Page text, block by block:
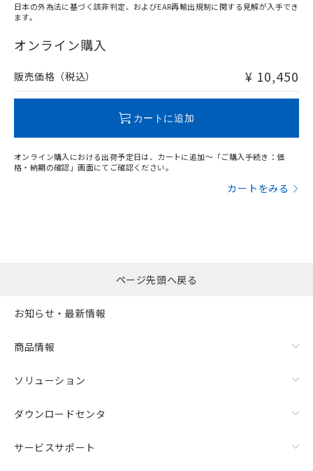
在庫等で未対応品が混在する可能性があります。
問い合わせください。
日本の外為法に基づく該非判定、およびEAR再輸出規制に関する見解が入手でき
ます。
オンライン購入
販売価格（税込） ¥ 10,450
カートに追加
オンライン購入における出荷予定日は、カートに追加～「ご購入手続き：価
格・納期の確認」画面にてご確認ください。
カートをみる
ページ先頭へ戻る
お知らせ・最新情報
商品情報
ソリューション
ダウンロードセンタ
サービスサポート